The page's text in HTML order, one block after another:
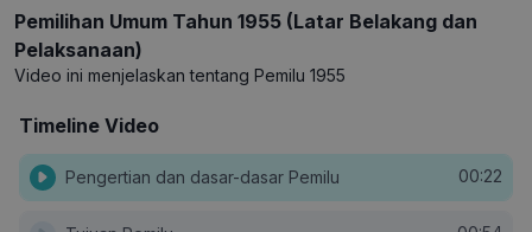
Pemilihan Umum Tahun 1955 (Latar Belakang dan
Pelaksanaan)
Video ini menjelaskan tentang Pemilu 1955
Timeline Video
Pengertian dan dasar-dasar Pemilu 00:22